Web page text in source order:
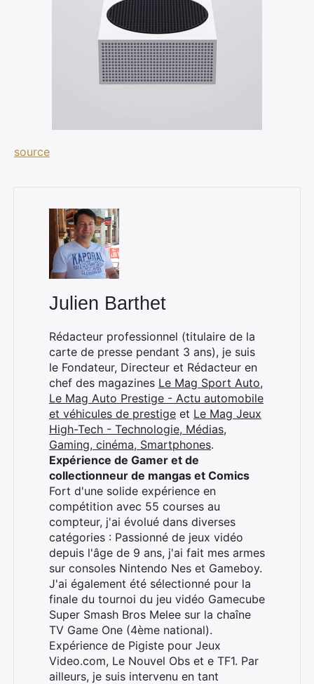
source
Julien Barthet
Rédacteur professionnel (titulaire de la
carte de presse pendant 3 ans), je suis
le Fondateur, Directeur et Rédacteur en
chef des magazines Le Mag Sport Auto,
Le Mag Auto Prestige - Actu automobile
et véhicules de prestige et Le Mag Jeux
High-Tech - Technologie, Médias,
Gaming, cinéma, Smartphones.
Expérience de Gamer et de
collectionneur de mangas et Comics
Fort d'une solide expérience en
compétition avec 55 courses au
compteur, j'ai évolué dans diverses
catégories : Passionné de jeux vidéo
depuis l'âge de 9 ans, j'ai fait mes armes
sur consoles Nintendo Nes et Gameboy.
J'ai également été sélectionné pour la
finale du tournoi du jeu vidéo Gamecube
Super Smash Bros Melee sur la chaîne
TV Game One (4ème national).
Expérience de Pigiste pour Jeux
Video.com, Le Nouvel Obs et e TF1. Par
ailleurs, je suis intervenu en tant